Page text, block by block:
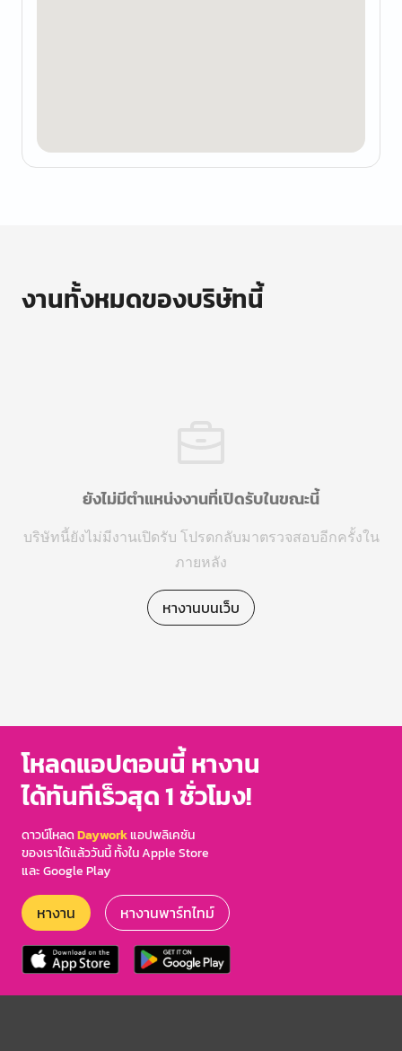
งานทั้งหมดของบริษัทนี้
ยังไม่มีตำแหน่งงานที่เปิดรับในขณะนี้
บริษัทนี้ยังไม่มีงานเปิดรับ โปรดกลับมาตรวจสอบอีกครั้งใน
ภายหลัง
หางานบนเว็บ
โหลดแอปตอนนี้ หางาน
ได้ทันทีเร็วสุด 1 ชั่วโมง!
ดาวน์โหลดDayworkแอปพลิเคชัน
ของเราได้แล้ววันนี้ ทั้งใน Apple Store
และ Google Play
หางาน หางานพาร์ทไทม์